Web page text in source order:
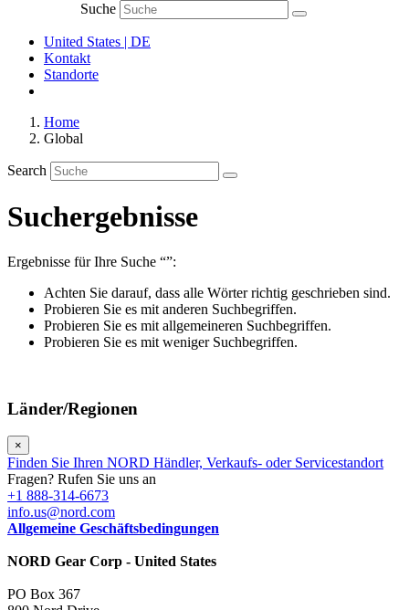
Suche
United States | DE
Kontakt
Standorte
Home
Global
Search
Suchergebnisse
Ergebnisse für Ihre Suche “”:
Achten Sie darauf, dass alle Wörter richtig geschrieben sind.
Probieren Sie es mit anderen Suchbegriffen.
Probieren Sie es mit allgemeineren Suchbegriffen.
Probieren Sie es mit weniger Suchbegriffen.
Länder/Regionen
×
Finden Sie Ihren NORD Händler, Verkaufs- oder Servicestandort
Fragen? Rufen Sie uns an
+1 888-314-6673
info.us@nord.com
Allgemeine Geschäftsbedingungen
NORD Gear Corp - United States
PO Box 367